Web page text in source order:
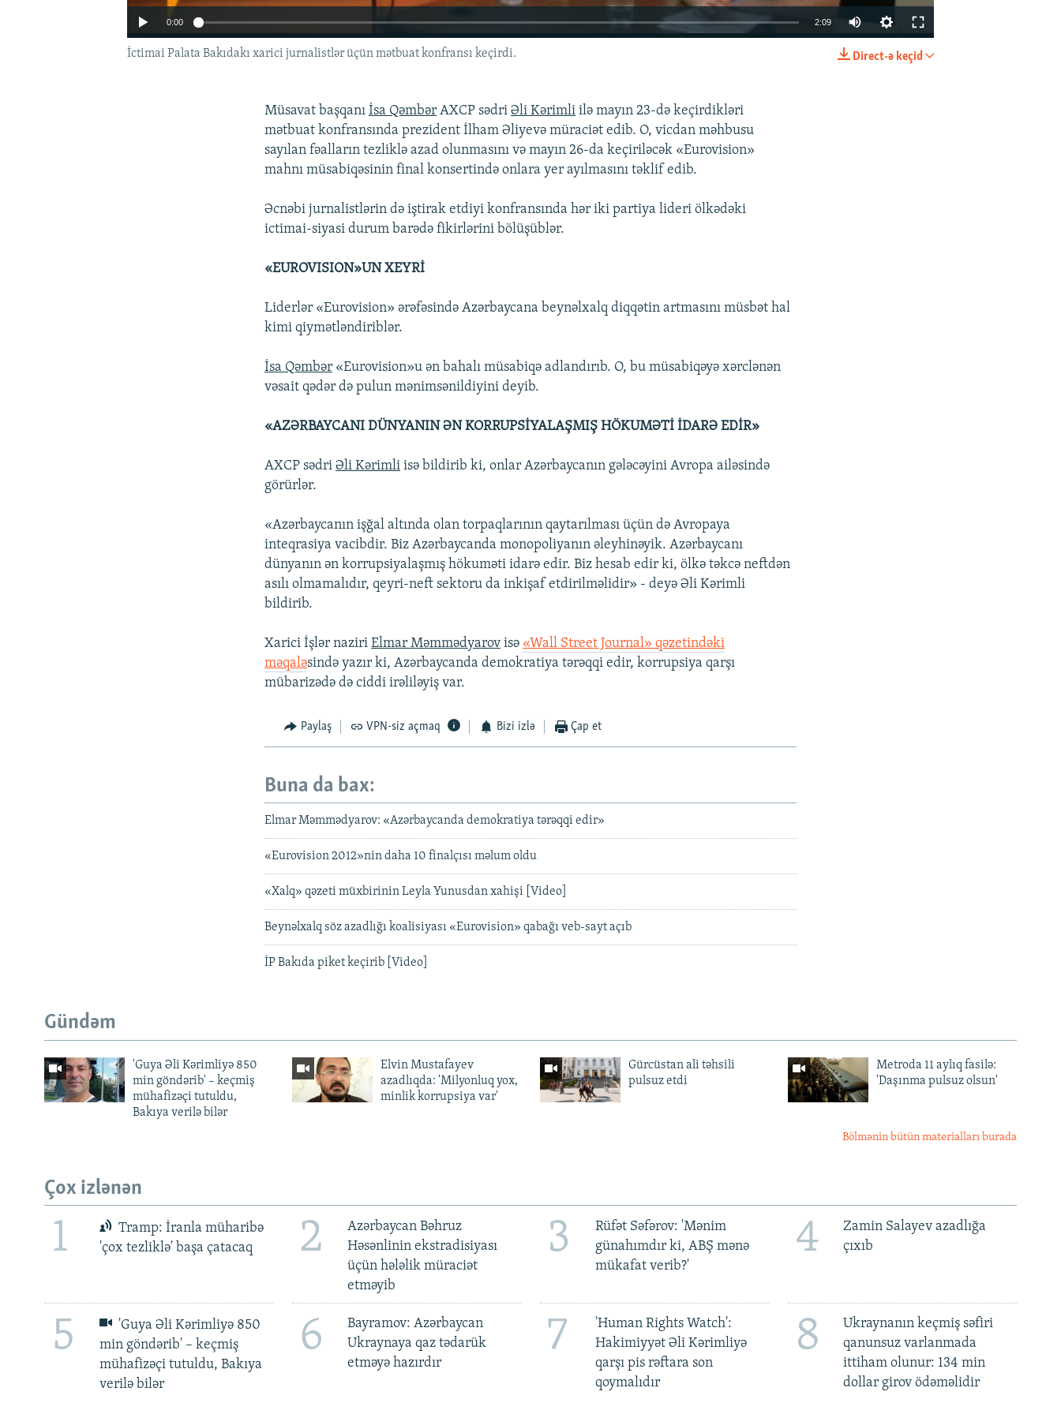
0:00 2:09
Direct-ə keçid
İctimai Palata Bakıdakı xarici jurnalistlər üçün mətbuat konfransı keçirdi.
Müsavat başqanıİsa Qəmbər AXCP sədriƏli Kərimli ilə mayın 23-də keçirdikləri
mətbuat konfransında prezident İlham Əliyevə müraciət edib. O, vicdan məhbusu
sayılan fəalların tezliklə azad olunmasını və mayın 26-da keçiriləcək «Eurovision»
mahnı müsabiqəsinin final konsertində onlara yer ayılmasını təklif edib.
Əcnəbi jurnalistlərin də iştirak etdiyi konfransında hər iki partiya lideri ölkədəki
ictimai-siyasi durum barədə fikirlərini bölüşüblər.
«EUROVISION»UN XEYRİ
Liderlər «Eurovision» ərəfəsində Azərbaycana beynəlxalq diqqətin artmasını müsbət hal
kimi qiymətləndiriblər.
İsa Qəmbər «Eurovision»u ən bahalı müsabiqə adlandırıb. O, bu müsabiqəyə xərclənən
vəsait qədər də pulun mənimsənildiyini deyib.
«AZƏRBAYCANI DÜNYANIN ƏN KORRUPSİYALAŞMIŞ HÖKUMƏTİ İDARƏ EDİR»
AXCP sədriƏli Kərimli isə bildirib ki, onlar Azərbaycanın gələcəyini Avropa ailəsində
görürlər.
«Azərbaycanın işğal altında olan torpaqlarının qaytarılması üçün də Avropaya
inteqrasiya vacibdir. Biz Azərbaycanda monopoliyanın əleyhinəyik. Azərbaycanı
dünyanın ən korrupsiyalaşmış hökuməti idarə edir. Biz hesab edir ki, ölkə təkcə neftdən
asılı olmamalıdır, qeyri-neft sektoru da inkişaf etdirilməlidir» - deyə Əli Kərimli
bildirib.
Xarici İşlər naziriElmar Məmmədyarov isə «Wall Street Journal» qəzetindəki
məqaləsində yazır ki, Azərbaycanda demokratiya tərəqqi edir, korrupsiya qarşı
mübarizədə də ciddi irəliləyiş var.
Paylaş VPN-siz açmaq Bizi izlə Çap et
Buna da bax:
Elmar Məmmədyarov: «Azərbaycanda demokratiya tərəqqi edir»
«Eurovision 2012»nin daha 10 finalçısı məlum oldu
«Xalq» qəzeti müxbirinin Leyla Yunusdan xahişi [Video]
Beynəlxalq söz azadlığı koalisiyası «Eurovision» qabağı veb-sayt açıb
İP Bakıda piket keçirib [Video]
Gündəm
'Guya Əli Kərimliyə 850
min göndərib' – keçmiş
mühafizəçi tutuldu,
Bakıya verilə bilər
Elvin Mustafayev
azadlıqda: 'Milyonluq yox,
minlik korrupsiya var'
Gürcüstan ali təhsili
pulsuz etdi
Metroda 11 aylıq fasilə:
'Daşınma pulsuz olsun'
Bölmənin bütün materialları burada
Çox izlənən
1
Tramp: İranla müharibə
'çox tezliklə' başa çatacaq
2
Azərbaycan Bəhruz
Həsənlinin ekstradisiyası
üçün hələlik müraciət
etməyib
3
Rüfət Səfərov: 'Mənim
günahımdır ki, ABŞ mənə
mükafat verib?'
4
Zamin Salayev azadlığa
çıxıb
5
'Guya Əli Kərimliyə 850
min göndərib' – keçmiş
mühafizəçi tutuldu, Bakıya
verilə bilər
6
Bayramov: Azərbaycan
Ukraynaya qaz tədarük
etməyə hazırdır
7
'Human Rights Watch':
Hakimiyyət Əli Kərimliyə
qarşı pis rəftara son
qoymalıdır
8
Ukraynanın keçmiş səfiri
qanunsuz varlanmada
ittiham olunur: 134 min
dollar girov ödəməlidir